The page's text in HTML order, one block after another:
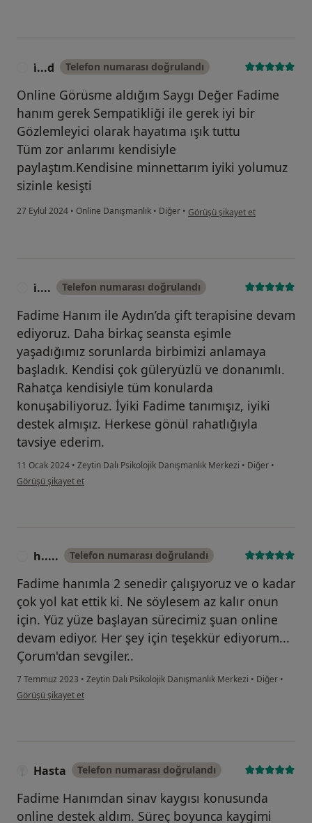
i̇...d Telefon numarası doğrulandı
Online Görüsme aldığım Saygı Değer Fadime
hanım gerek Sempatikliği ile gerek iyi bir
Gözlemleyici olarak hayatıma ışık tuttu
Tüm zor anlarımı kendisiyle
paylaştım.Kendisine minnettarım iyiki yolumuz
sizinle kesişti
27 Eylül 2024 • Online Danışmanlık • Diğer • kullanıcının görüşüne göre i̇...d
Görüşü şikayet et
i̇.... Telefon numarası doğrulandı
Fadime Hanım ile Aydın’da çift terapisine devam
ediyoruz. Daha birkaç seansta eşimle
yaşadığımız sorunlarda birbimizi anlamaya
başladık. Kendisi çok güleryüzlü ve donanımlı.
Rahatça kendisiyle tüm konularda
konuşabiliyoruz. İyiki Fadime tanımışız, iyiki
destek almışız. Herkese gönül rahatlığıyla
tavsiye ederim.
11 Ocak 2024 • Zeytin Dalı Psikolojik Danışmanlık Merkezi • Diğer •
kullanıcının görüşüne göre i̇....
Görüşü şikayet et
h..... Telefon numarası doğrulandı
Fadime hanımla 2 senedir çalışıyoruz ve o kadar
çok yol kat ettik ki. Ne söylesem az kalır onun
için. Yüz yüze başlayan sürecimiz şuan online
devam ediyor. Her şey için teşekkür ediyorum...
Çorum'dan sevgiler..
7 Temmuz 2023 • Zeytin Dalı Psikolojik Danışmanlık Merkezi • Diğer •
kullanıcının görüşüne göre h.....
Görüşü şikayet et
Hasta Telefon numarası doğrulandı
Fadime Hanımdan sinav kaygısı konusunda
online destek aldım. Süreç boyunca kaygimi